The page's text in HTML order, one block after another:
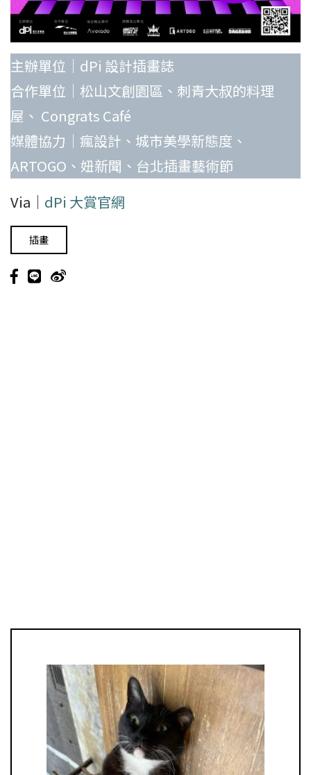
主辦單位｜dPi 設計插畫誌
合作單位｜松山文創園區、刺青大叔的料理
屋、 Congrats Café
媒體協力｜瘋設計、城市美學新態度、
ARTOGO、妞新聞、台北插畫藝術節
Via｜ dPi 大賞官網
插畫